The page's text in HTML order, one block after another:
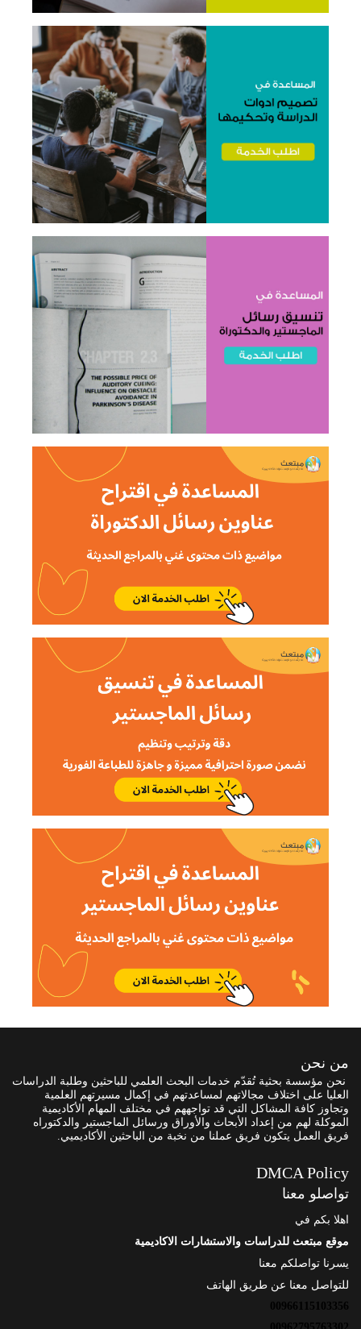
من نحن
نحن مؤسسة بحثية تُقدّم خدمات البحث العلمي للباحثين وطلبة الدراسات
العليا على اختلاف مجالاتهم لمساعدتهم في إكمال مسيرتهم العلمية
وتجاوز كافة المشاكل التي قد تواجههم في مختلف المهام الأكاديمية
الموكلة لهم من إعداد الأبحاث والأوراق ورسائل الماجستير والدكتوراه
فريق العمل يتكون فريق عملنا من نخبة من الباحثين الأكاديميي.
DMCA Policy
تواصلو معنا
اهلا بكم في
موقع مبتعث للدراسات والاستشارات الاكاديمية
يسرنا تواصلكم معنا
للتواصل معنا عن طريق الهاتف
00966115103356